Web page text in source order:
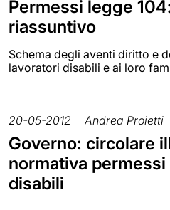
Permessi legge
riassuntivo
Schema degli aventi diritto e
lavoratori disabili e ai loro
20-05-2012 Andrea Proietti
Governo: circolare
normativa
disabili